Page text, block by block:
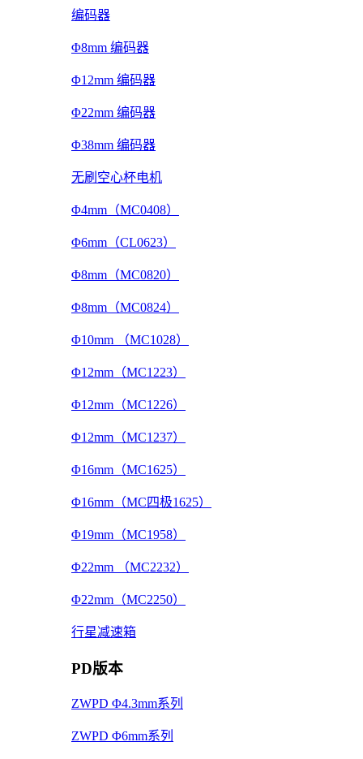
编码器
Φ8mm 编码器
Φ12mm 编码器
Φ22mm 编码器
Φ38mm 编码器
无刷空心杯电机
Φ4mm（MC0408）
Φ6mm（CL0623）
Φ8mm（MC0820）
Φ8mm（MC0824）
Φ10mm （MC1028）
Φ12mm（MC1223）
Φ12mm（MC1226）
Φ12mm（MC1237）
Φ16mm（MC1625）
Φ16mm（MC四极1625）
Φ19mm（MC1958）
Φ22mm （MC2232）
Φ22mm（MC2250）
行星减速箱
PD版本
ZWPD Φ4.3mm系列
ZWPD Φ6mm系列